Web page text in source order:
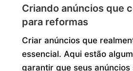
Criando anúncios que
para reformas
Criar anúncios que
essencial. Aqui estão
garantir que seus anúncios